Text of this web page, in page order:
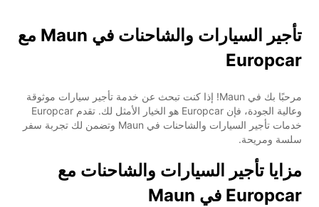
تأجير السيارات والشاحنات في Maun مع
Europcar
مرحبًا بك في Maun! إذا كنت تبحث عن خدمة تأجير سيارات موثوقة
وعالية الجودة، فإن Europcar هو الخيار الأمثل لك. تقدم Europcar
خدمات تأجير السيارات والشاحنات في Maun وتضمن لك تجربة سفر
سلسة ومريحة.
مزايا تأجير السيارات والشاحنات مع
Europcar في Maun